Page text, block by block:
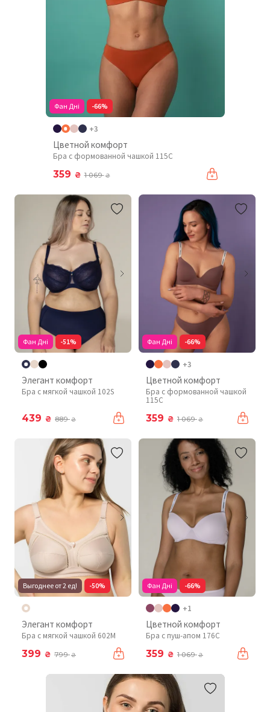
Фан Дні -66%
+3
Цветной комфорт
Бра с формованной чашкой 115C
359 ₴ 1 069₴
Фан Дні -51%
Элегант комфорт
Бра с мягкой чашкой 102S
439 ₴ 889₴
Фан Дні -66%
+3
Цветной комфорт
Бра с формованной чашкой
115C
359 ₴ 1 069₴
Выгоднее от 2 ед! -50%
Элегант комфорт
Бра с мягкой чашкой 602М
399 ₴ 799₴
Фан Дні -66%
+1
Цветной комфорт
Бра с пуш-апом 176C
359 ₴ 1 069₴